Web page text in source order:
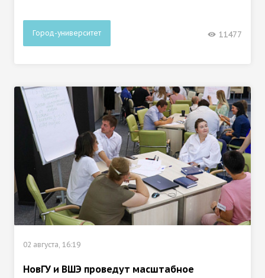
Город-университет 11477
02 августа, 16:19
НовГУ и ВШЭ проведут масштабное